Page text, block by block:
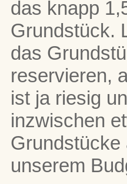
das knapp
Grundstück.
das
reservieren,
ist ja riesig
inzwischen
Grundstücke
unserem